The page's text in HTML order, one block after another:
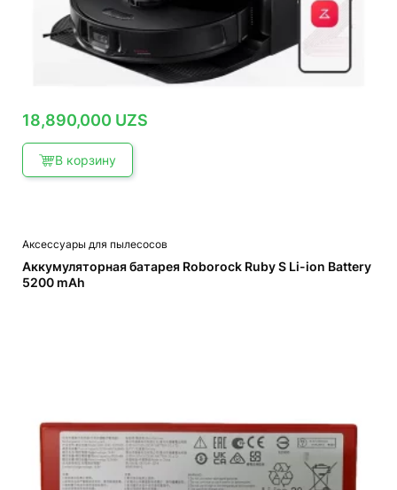
18,890,000 UZS
В корзину
Аксессуары для пылесосов
Аккумуляторная батарея Roborock Ruby S Li-ion Battery
5200 mAh